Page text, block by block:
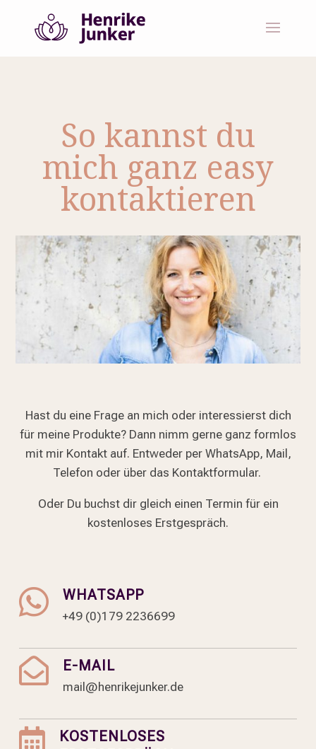
So kannst du
mich ganz easy
kontaktieren
Hast du eine Frage an mich oder interessierst dich
für meine Produkte? Dann nimm gerne ganz formlos
mit mir Kontakt auf. Entweder per WhatsApp, Mail,
Telefon oder über das Kontaktformular.
Oder Du buchst dir gleich einen Termin für ein
kostenloses Erstgespräch.
 WHATSAPP
+49 (0)179 2236699
 E-MAIL
mail@henrikejunker.de

KOSTENLOSES